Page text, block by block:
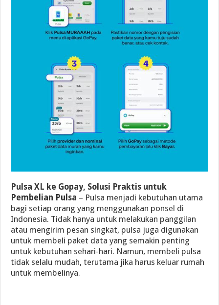
Pulsa XL ke Gopay, Solusi Praktis untuk
Pembelian Pulsa – Pulsa menjadi kebutuhan utama
bagi setiap orang yang menggunakan ponsel di
Indonesia. Tidak hanya untuk melakukan panggilan
atau mengirim pesan singkat, pulsa juga digunakan
untuk membeli paket data yang semakin penting
untuk kebutuhan sehari-hari. Namun, membeli pulsa
tidak selalu mudah, terutama jika harus keluar rumah
untuk membelinya.